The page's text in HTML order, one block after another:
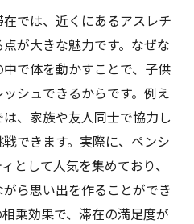
では、近くにあるアスレチ
が大きな魅力です。なぜな
で体を動かすことで、子供
シュできるからです。例え
、家族や友人同士で協力し
できます。実際に、ペンシ
として人気を集めており、
ら思い出を作ることができ
乗効果で、滞在の満足度が